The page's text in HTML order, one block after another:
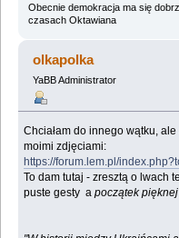
Obecnie demokracja ma się
czasach Oktawiana
olkapolka
YaBB Administrator
Chciałam do innego wątku,
moimi zdjęciami:
https://forum.lem.pl/
To dam tutaj - zresztą o lwach
puste gesty apoczątek